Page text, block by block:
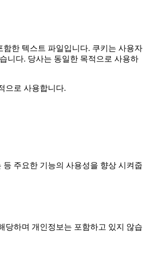
한 텍스트 파일입니다. 쿠키는 사용자
니다. 당사는 동일한 목적으로 사용하
으로 사용합니다.
주요한 기능의 사용성을 향상 시켜줍
당하며 개인정보는 포함하고 있지 않습